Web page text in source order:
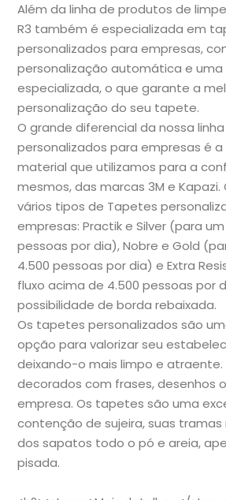
Além da linha de produtos de
R3 também é especializada em
personalizados para empresas,
personalização automática e uma
especializada, o que garante a
personalização do seu tapete.
O grande diferencial da nossa
personalizados para empresas é
material que utilizamos para a
mesmos, das marcas 3M e
vários tipos de Tapetes
empresas: Practik e Silver (para
pessoas por dia), Nobre e Gold
4.500 pessoas por dia) e Extra
fluxo acima de 4.500 pessoas por
possibilidade de borda rebaixada.
Os tapetes personalizados são
opção para valorizar seu
deixando-o mais limpo e atraente.
decorados com frases, desenhos
empresa. Os tapetes são uma
contenção de sujeira, suas
dos sapatos todo o pó e areia,
pisada.